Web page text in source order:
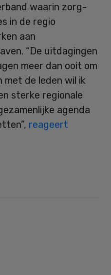
waarin zorg-
in de regio
aan
“De uitdagingen
meer dan ooit om
met de leden wil ik
sterke regionale
agenda
reageert